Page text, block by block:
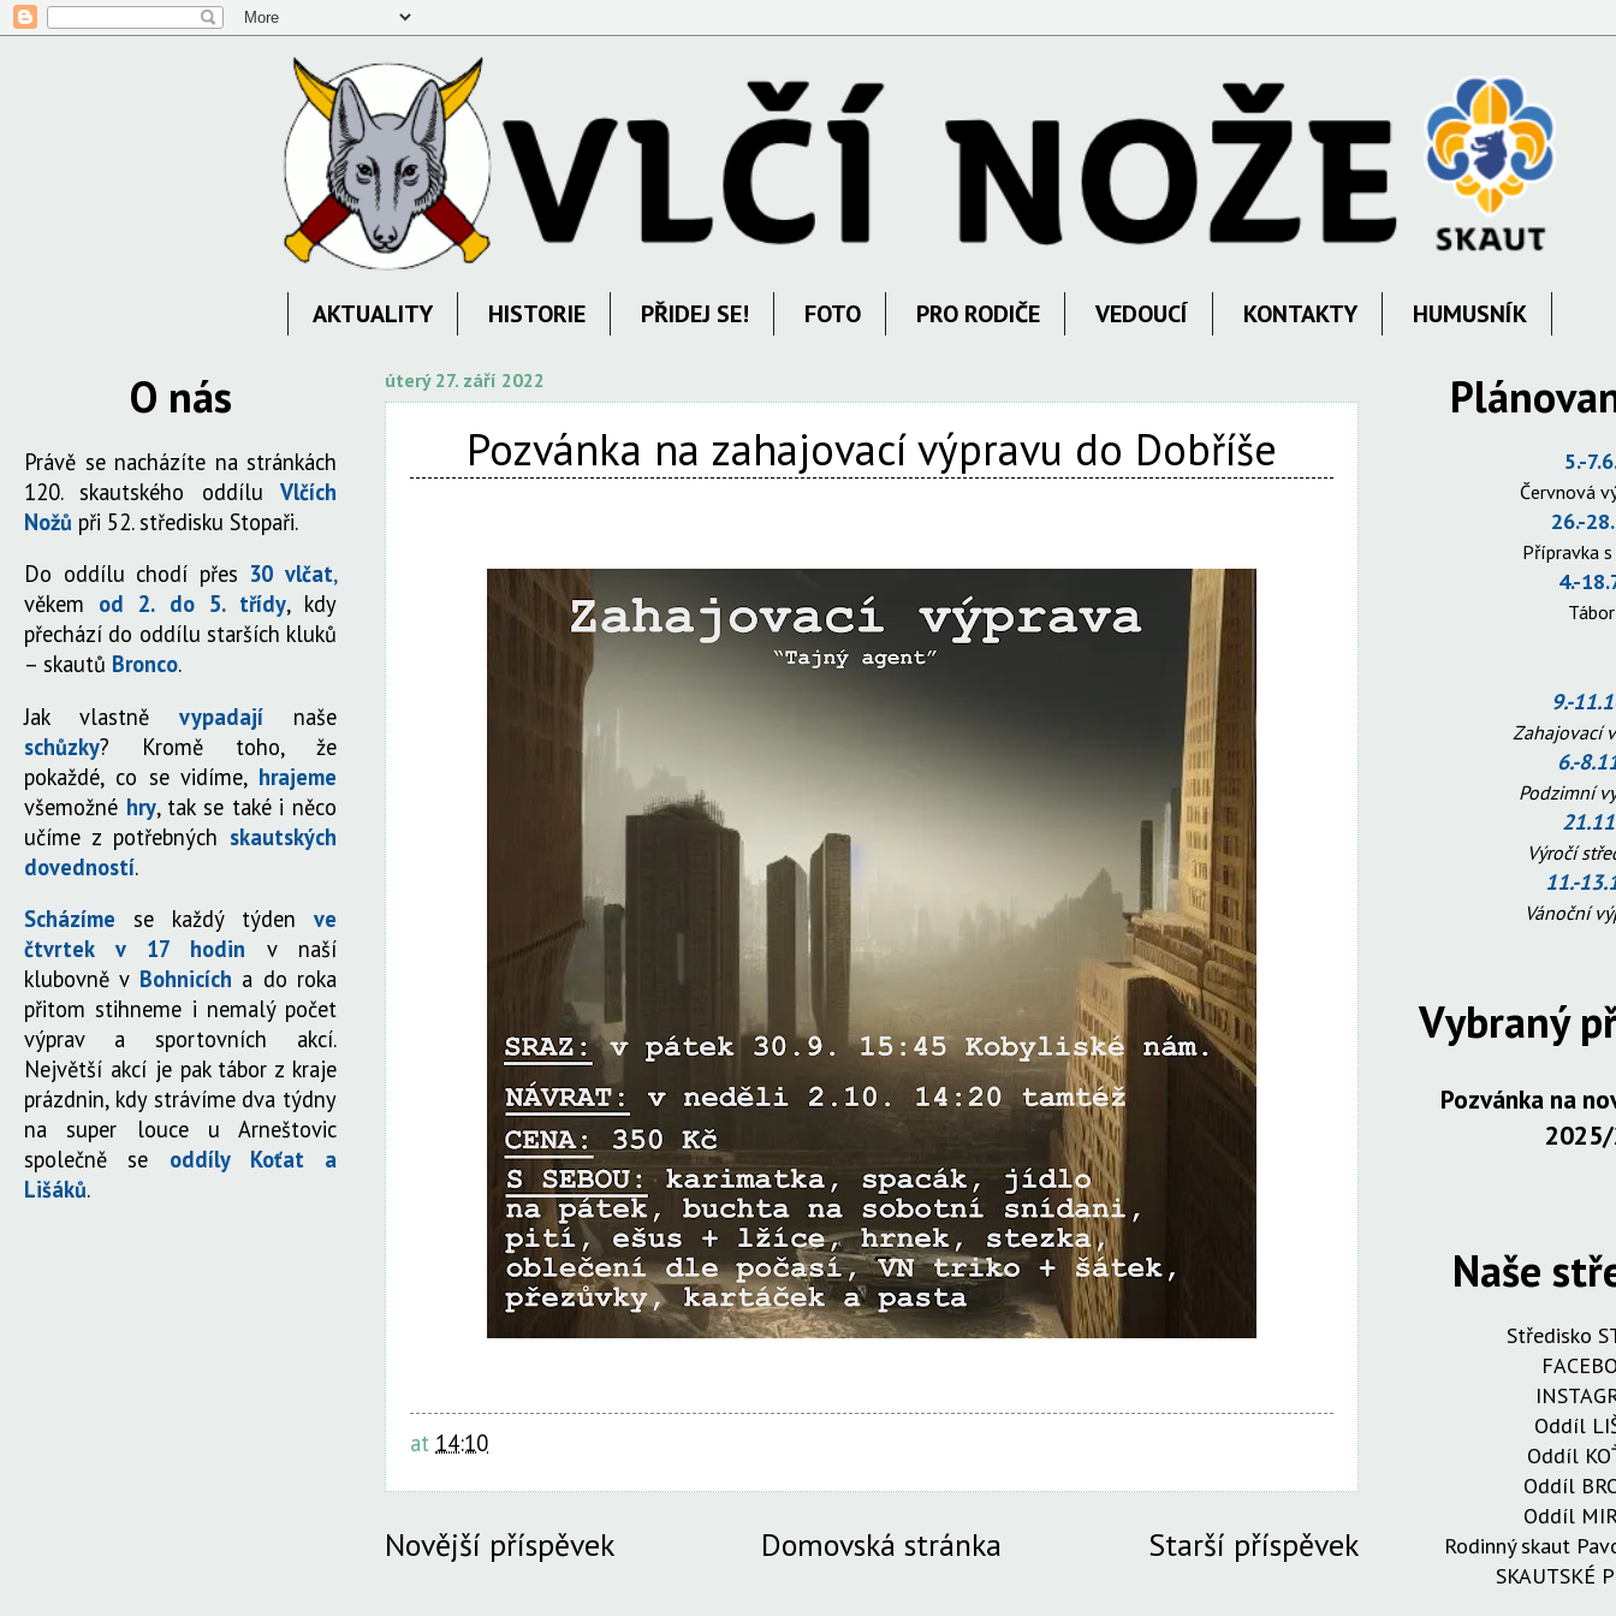
AKTUALITY HISTORIE PŘIDEJ SE! FOTO PRO RODIČE VEDOUCÍ KONTAKTY HUMUSNÍK
úterý 27. září 2022
Pozvánka na zahajovací výpravu do Dobříše
at 14:10
Novější příspěvek Starší příspěvek
Domovská stránka
O nás
Právě se nacházíte na stránkách
120. skautského oddílu Vlčích
Nožů při 52. středisku Stopaři.
Do oddílu chodí přes 30 vlčat,
věkem od 2. do 5. třídy, kdy
přechází do oddílu starších kluků
– skautů Bronco.
Jak vlastně vypadají
naše
schůzky? Kromě toho, že
pokaždé, co se vidíme, hrajeme
všemožné hry, tak se také i něco
učíme z potřebných skautských
dovedností.
Scházíme
se každý týden ve
čtvrtek v 17 hodin v naší
klubovně v Bohnicích a do roka
přitom stihneme i nemalý počet
výprav a sportovních akcí.
Největší akcí je pak tábor z kraje
prázdnin, kdy strávíme dva týdny
na super louce u Arneštovic
společně se oddíly Koťat a
Lišáků.
5.-
Červnová
26.-
Přípravka
4.-
9.-
Zahajovací
6.-
Podzimní
Výročí
11.-
Vánoční
Vybraný
Pozvánka na
Naše
Středisko
Oddíl
Oddíl
Oddíl
Oddíl
Rodinný skaut
SKAUTSKÉ